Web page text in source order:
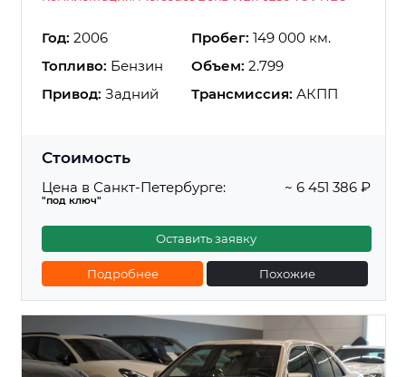
Год: 2006 Пробег: 149 000 км.
Топливо: Бензин Объем: 2.799
Привод: Задний Трансмиссия: АКПП
Стоимость
Цена в Санкт-Петербурге:
"под ключ"
~ 6 451 386 ₽
Оставить заявку
Подробнее Похожие